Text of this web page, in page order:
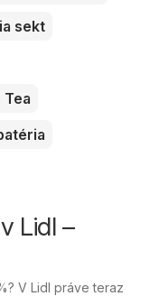
sekt
Tea
Lidl –
V Lidl práve teraz